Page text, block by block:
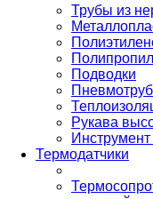
Трубы из
Подводки
Рукава
Термодатчики